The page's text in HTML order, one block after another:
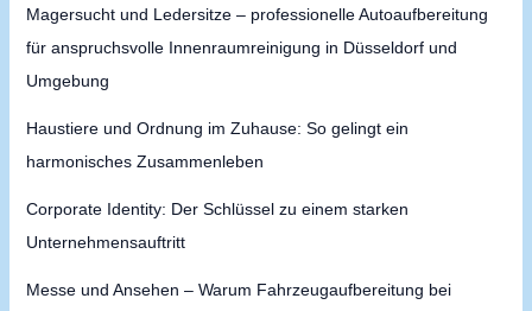
Magersucht und Ledersitze – professionelle Autoaufbereitung
für anspruchsvolle Innenraumreinigung in Düsseldorf und
Umgebung
Haustiere und Ordnung im Zuhause: So gelingt ein
harmonisches Zusammenleben
Corporate Identity: Der Schlüssel zu einem starken
Unternehmensauftritt
Messe und Ansehen – Warum Fahrzeugaufbereitung bei